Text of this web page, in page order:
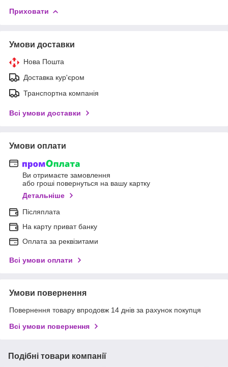
Приховати
Умови доставки
Нова Пошта
Доставка кур'єром
Транспортна компанія
Всі умови доставки
Умови оплати
Ви отримаєте замовлення
або гроші повернуться на вашу картку
Детальніше
Післяплата
На карту приват банку
Оплата за реквізитами
Всі умови оплати
Умови повернення
Повернення товару впродовж 14 днів за рахунок покупця
Всі умови повернення
Подібні товари компанії